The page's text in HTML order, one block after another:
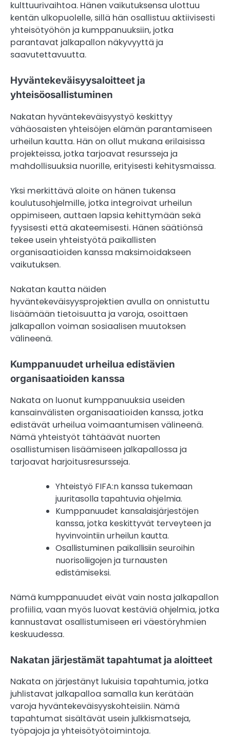
kulttuurivaihtoa. Hänen vaikutuksensa ulottuu
kentän ulkopuolelle, sillä hän osallistuu aktiivisesti
yhteisötyöhön ja kumppanuuksiin, jotka
parantavat jalkapallon näkyvyyttä ja
saavutettavuutta.
Hyväntekeväisyysaloitteet ja
yhteisöosallistuminen
Nakatan hyväntekeväisyystyö keskittyy
vähäosaisten yhteisöjen elämän parantamiseen
urheilun kautta. Hän on ollut mukana erilaisissa
projekteissa, jotka tarjoavat resursseja ja
mahdollisuuksia nuorille, erityisesti kehitysmaissa.
Yksi merkittävä aloite on hänen tukensa
koulutusohjelmille, jotka integroivat urheilun
oppimiseen, auttaen lapsia kehittymään sekä
fyysisesti että akateemisesti. Hänen säätiönsä
tekee usein yhteistyötä paikallisten
organisaatioiden kanssa maksimoidakseen
vaikutuksen.
Nakatan kautta näiden
hyväntekeväisyysprojektien avulla on onnistuttu
lisäämään tietoisuutta ja varoja, osoittaen
jalkapallon voiman sosiaalisen muutoksen
välineenä.
Kumppanuudet urheilua edistävien
organisaatioiden kanssa
Nakata on luonut kumppanuuksia useiden
kansainvälisten organisaatioiden kanssa, jotka
edistävät urheilua voimaantumisen välineenä.
Nämä yhteistyöt tähtäävät nuorten
osallistumisen lisäämiseen jalkapallossa ja
tarjoavat harjoitusresursseja.
Yhteistyö FIFA:n kanssa tukemaan
juuritasolla tapahtuvia ohjelmia.
Kumppanuudet kansalaisjärjestöjen
kanssa, jotka keskittyvät terveyteen ja
hyvinvointiin urheilun kautta.
Osallistuminen paikallisiin seuroihin
nuorisoliigojen ja turnausten
edistämiseksi.
Nämä kumppanuudet eivät vain nosta jalkapallon
profiilia, vaan myös luovat kestäviä ohjelmia, jotka
kannustavat osallistumiseen eri väestöryhmien
keskuudessa.
Nakatan järjestämät tapahtumat ja aloitteet
Nakata on järjestänyt lukuisia tapahtumia, jotka
juhlistavat jalkapalloa samalla kun kerätään
varoja hyväntekeväisyyskohteisiin. Nämä
tapahtumat sisältävät usein julkkismatseja,
työpajoja ja yhteisötyötoimintoja.